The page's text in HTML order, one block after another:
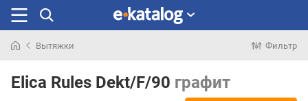
раньше
Вытяжки Фильтр
Elica Rules Dekt/F/90 графит